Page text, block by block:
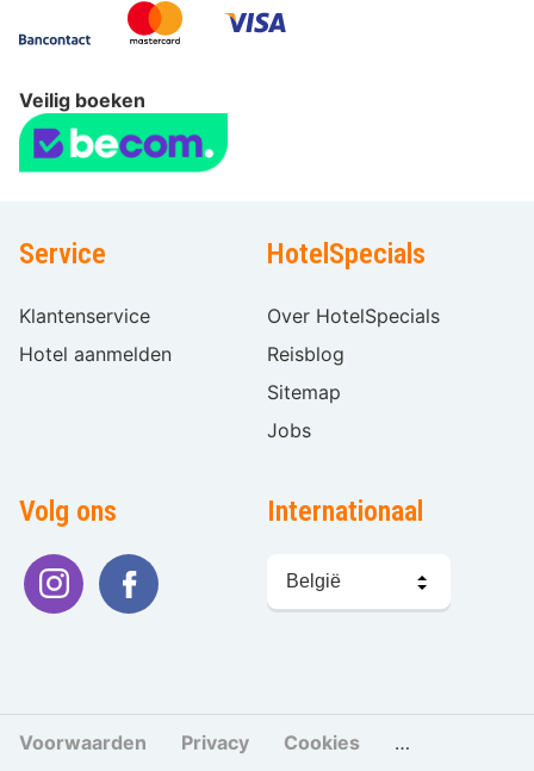
Veilig boeken
Service
Klantenservice
Hotel aanmelden
HotelSpecials
Over HotelSpecials
Reisblog
Sitemap
Jobs
Volg ons Internationaal
kiezen
Voorwaarden Privacy Cookies Cookies